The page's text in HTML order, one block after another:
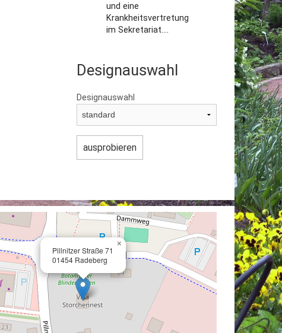
und eine
Krankheitsvertretung
im Sekretariat....
Designauswahl
Designauswahl
Pillnitzer Straße 71
01454 Radeberg
×